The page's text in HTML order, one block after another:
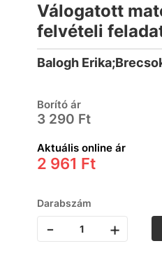
Válogatott
felvételi
Balogh
Borító ár
3 290 Ft
Aktuális online ár
2 961 Ft
Darabszám
- +